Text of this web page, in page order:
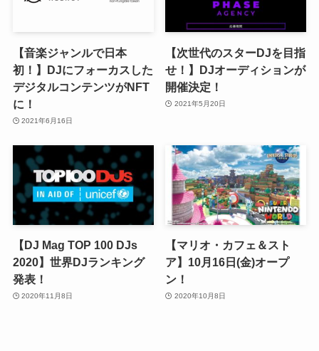
【音楽ジャンルで日本
初！】DJにフォーカスした
デジタルコンテンツがNFT
に！
2021年6月16日
【次世代のスターDJを目指
せ！】DJオーディションが
開催決定！
2021年5月20日
【DJ Mag TOP 100 DJs
2020】世界DJランキング
発表！
2020年11月8日
【マリオ・カフェ＆スト
ア】10月16日(金)オープ
ン！
2020年10月8日